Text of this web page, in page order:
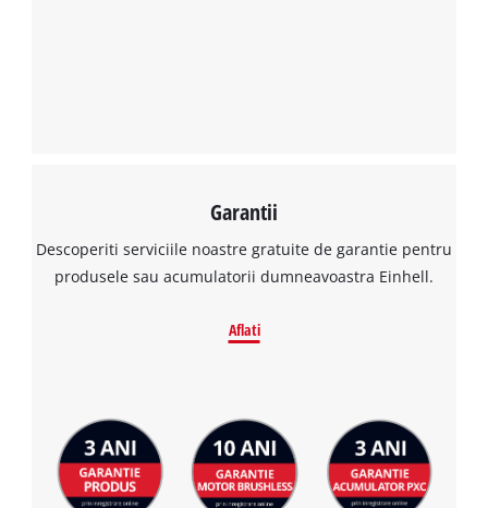
Garantii
Descoperiti serviciile noastre gratuite de garantie pentru
produsele sau acumulatorii dumneavoastra Einhell.
Aflati